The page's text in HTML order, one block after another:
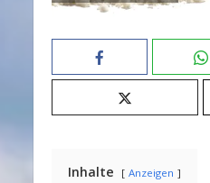
Inhalte Anzeigen